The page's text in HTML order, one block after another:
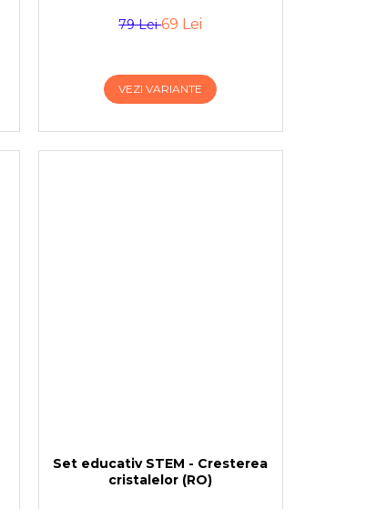
79 Lei69 Lei
VEZI VARIANTE
Set educativ STEM - Cresterea
cristalelor (RO)